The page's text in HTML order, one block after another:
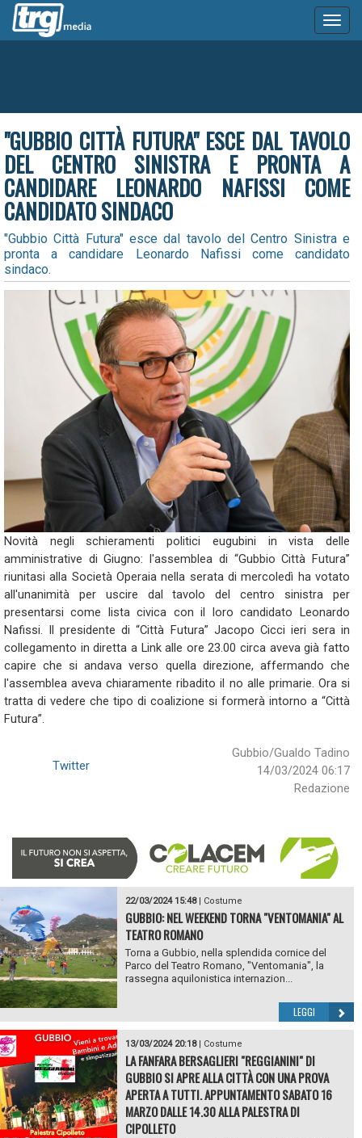
"GUBBIO CITTÀ FUTURA" ESCE DAL TAVOLO
DEL CENTRO SINISTRA E PRONTA A
CANDIDARE LEONARDO NAFISSI COME
CANDIDATO SINDACO
"Gubbio Città Futura" esce dal tavolo del Centro Sinistra e
pronta a candidare Leonardo Nafissi come candidato
sindaco.
Novità negli schieramenti politici eugubini in vista delle
amministrative di Giugno: l'assemblea di “Gubbio Città Futura”
riunitasi alla Società Operaia nella serata di mercoledì ha votato
all'unanimità per uscire dal tavolo del centro sinistra per
presentarsi come lista civica con il loro candidato Leonardo
Nafissi. Il presidente di “Città Futura” Jacopo Cicci ieri sera in
collegamento in diretta a Link alle ore 23.00 circa aveva già fatto
capire che si andava verso quella direzione, affermando che
l'assemblea aveva chiaramente ribadito il no alle primarie. Ora si
tratta di vedere che tipo di coalizione si formerà intorno a “Città
Futura”.
Gubbio/Gualdo Tadino
14/03/2024 06:17
Redazione
Twitter
22/03/2024 15:48| Costume
GUBBIO: NEL WEEKEND TORNA "VENTOMANIA" AL
TEATRO ROMANO
Torna a Gubbio, nella splendida cornice del
Parco del Teatro Romano, "Ventomania", la
rassegna aquilonistica internazion...
LEGGI
13/03/2024 20:18| Costume
LA FANFARA BERSAGLIERI "REGGIANINI" DI
GUBBIO SI APRE ALLA CITTÀ CON UNA PROVA
APERTA A TUTTI. APPUNTAMENTO SABATO 16
MARZO DALLE 14.30 ALLA PALESTRA DI
CIPOLLETO